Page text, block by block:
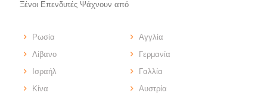
Ξένοι Επενδυτές Ψάχνουν από
Ρωσία
Λίβανο
Ισραήλ
Κίνα
Αγγλία
Γερμανία
Γαλλία
Αυστρία